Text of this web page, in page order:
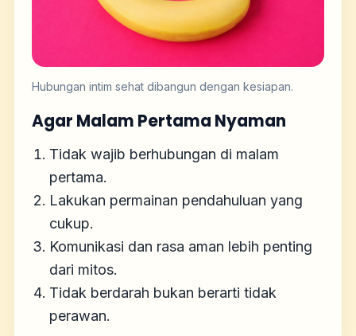
Hubungan intim sehat dibangun dengan kesiapan.
Agar Malam Pertama Nyaman
Tidak wajib berhubungan di malam
pertama.
Lakukan permainan pendahuluan yang
cukup.
Komunikasi dan rasa aman lebih penting
dari mitos.
Tidak berdarah bukan berarti tidak
perawan.